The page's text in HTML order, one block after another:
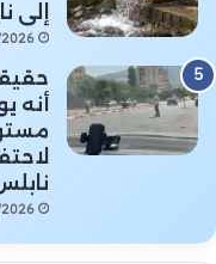
إلى
أنه